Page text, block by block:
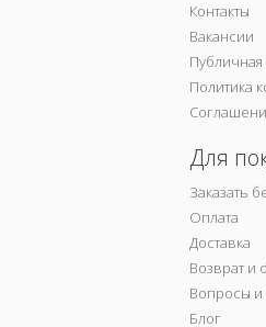
Контакты
Вакансии
Политика
Для
Заказать
Оплата
Доставка
Возврат и
Вопросы и
Блог